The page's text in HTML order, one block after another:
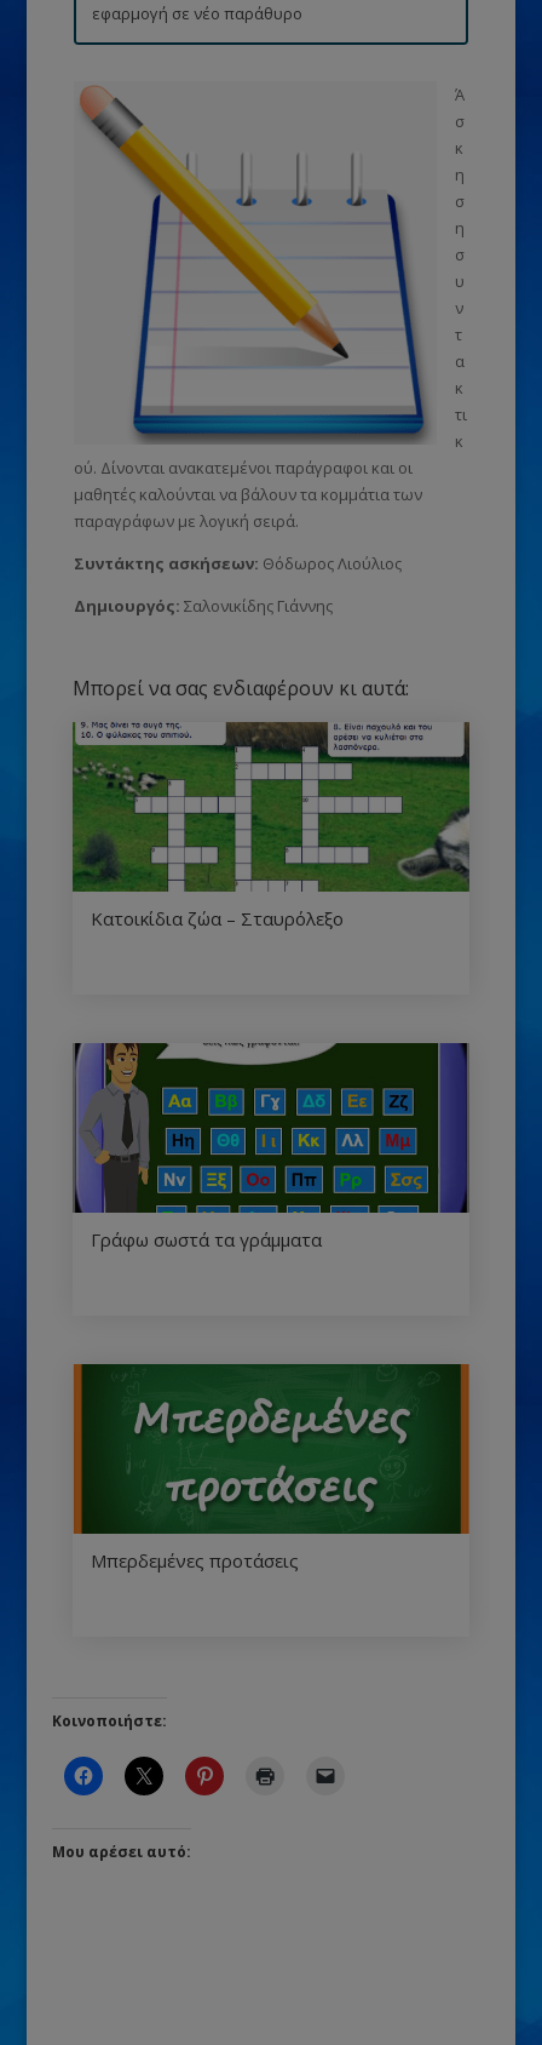
εφαρμογή σε νέο παράθυρο
Ά
σ
κ
η
σ
η
σ
υ
ν
τ
α
κ
τι
κ
ού. Δίνονται ανακατεμένοι παράγραφοι και οι
μαθητές καλούνται να βάλουν τα κομμάτια των
παραγράφων με λογική σειρά.
Συντάκτης ασκήσεων: Θόδωρος Λιούλιος
Δημιουργός: Σαλονικίδης Γιάννης
Μπορεί να σας ενδιαφέρουν κι αυτά:
Κατοικίδια ζώα – Σταυρόλεξο
Γράφω σωστά τα γράμματα
Μπερδεμένες προτάσεις
Κοινοποιήστε:
Μου αρέσει αυτό: